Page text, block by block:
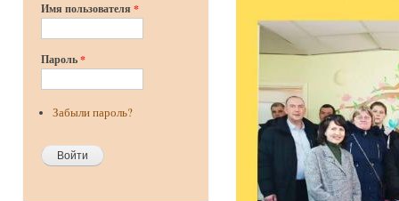
Имя пользователя *
Пароль*
Забыли пароль?